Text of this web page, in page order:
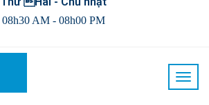
08h30 AM - 08h00 PM